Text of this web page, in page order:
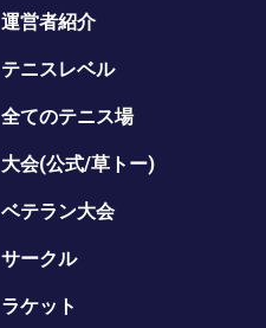
運営者紹介
テニスレベル
全てのテニス場
大会(公式/草トー)
ベテラン大会
サークル
ラケット